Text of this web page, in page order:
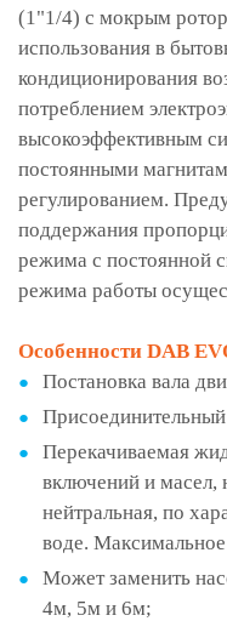
(1"1/4) с мокрым
использования в
кондиционирования
потреблением
высокоэффективным
постоянными
регулированием.
поддержания
режима с постоянной
режима работы
Особенности DAB
Постановка вала
Перекачиваемая
включений и масел,
нейтральная, по
воде.
Может заменить
4м, 5м и 6м;